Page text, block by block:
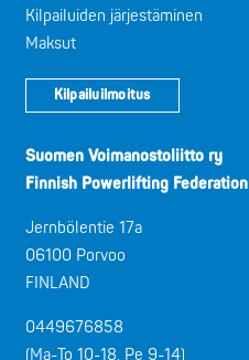
Kilpailuiden järjestäminen
Maksut
Kilpailuilmoitus
Suomen Voimanostoliitto ry
Finnish Powerlifting Federation
Jernbölentie 17a
06100 Porvoo
FINLAND
0449676858
(Ma-To 10-18, Pe 9-14)